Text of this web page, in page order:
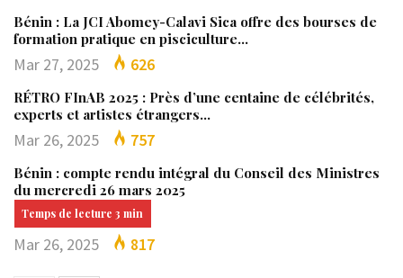
Bénin : La JCI Abomey-Calavi Sica offre des bourses de
formation pratique en pisciculture…
Mar 27, 2025 626
RÉTRO FInAB 2025 : Près d’une centaine de célébrités,
experts et artistes étrangers…
Mar 26, 2025 757
Bénin : compte rendu intégral du Conseil des Ministres
du mercredi 26 mars 2025
Mar 26, 2025 817